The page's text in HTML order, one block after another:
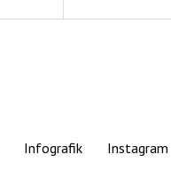
Infografik Instagram